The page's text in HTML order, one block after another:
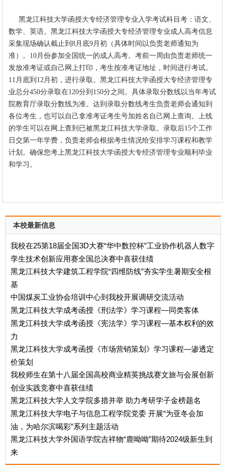
黑龙江科技大学函授大专经济管理专业入学考试科目考： 语文、
数学、英语。黑龙江科技大学函授大专经济管理专业成人高考信息
采集现场确认截止到8月底9月初（具体时间以负责老师通知为
准）。10月份参加全国统一的成人高考。考前一周由负责老师统一
发放准考证或自己网上打印，考生按准考证地址，时间进行考试。
11月底到12月初，进行录取。 黑龙江科技大学函授大专经济管理专
业总分450分录取在120分到150分之间。具体录取分数线以当年考试
院教育厅录取分数线为准。达到录取分数线考生负责老师会通知到
各位考生，也可以自己拿准考证考生号加姓名自己网上查询。上线
的学生可以在网上查到已被黑龙江科技大学录取。录取后15个工作
日交第一年学费，负责老师会根据考生情况给安排学习课程和教学
计划。确保您考上黑龙江科技大学函授大专经济管理专业顺利毕业
和学习。
本校最新信息
我校在25第18届全国3D大赛“华中数控杯”工业协作机器人数字
孪生技术创新应用赛全国总决赛中喜获佳绩
黑龙江科技大学建筑工程学院“四维防线”夯实学生暑期安全根
基
中国煤炭工业协会培训中心到我校开展调研交流活动
黑龙江科技大学成考函授《刑法学》学习课程—同类客体
黑龙江科技大学成考函授《宪法学》学习课程—基本权利的效
力
黑龙江科技大学成考函授《市场营销策划》学习课程—渗透定
价策划
我校师生在第十八届全国高校商业精英挑战赛文旅与会展创新
创业实践竞赛中喜获佳绩
黑龙江科技大学人文学院多措并举 助力考研学子金榜题名
黑龙江科技大学电子与信息工程学院党委 开展“为亚冬会加
油，为哈尔滨喝彩”系列主题活动
黑龙江科技大学外国语学院吉祥物“鹿呦呦”期待2024级新生到
来